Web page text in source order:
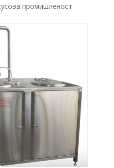
промишленост